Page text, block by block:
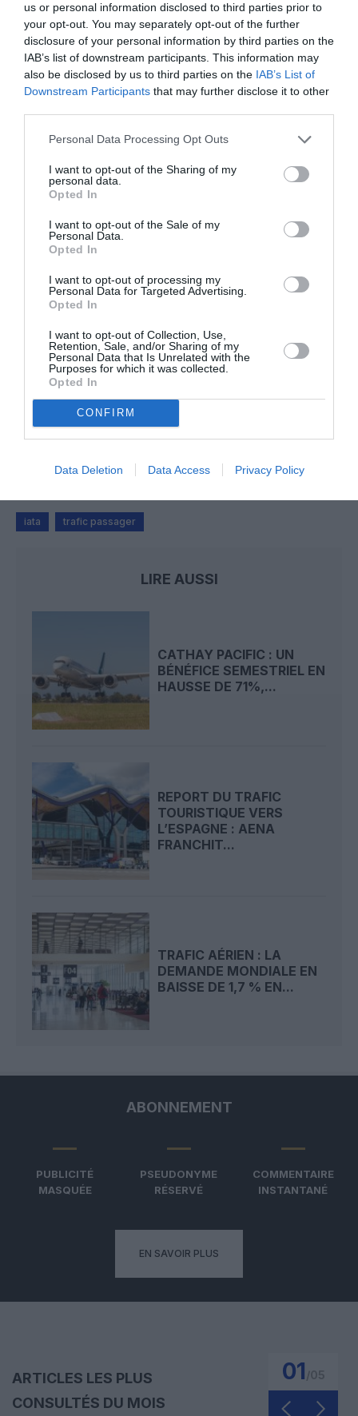
us or personal information disclosed to third parties prior to
your opt-out. You may separately opt-out of the further
disclosure of your personal information by third parties on the
IAB’s list of downstream participants. This information may
also be disclosed by us to third parties on the IAB’s List of
Downstream Participants that may further disclose it to other
Personal Data Processing Opt Outs
I want to opt-out of the Sharing of my
personal data.
Opted In
I want to opt-out of the Sale of my
Personal Data.
Opted In
I want to opt-out of processing my
Personal Data for Targeted Advertising.
Opted In
I want to opt-out of Collection, Use,
Retention, Sale, and/or Sharing of my
Personal Data that Is Unrelated with the
Purposes for which it was collected.
Opted In
CONFIRM
Data Deletion Data Access Privacy Policy
Appel aux lecteurs !
Soutenez Air Journal participez
à son
développement !
Un enfant refuse sa ceinture : un vol Porter Airlines
annulé au Canada
Donald Trump a commenté l'article :
Air Force One : les retards de Boeing s’aggravent, la
iata trafic passager
LIRE AUSSI
CATHAY PACIFIC : UN
BÉNÉFICE SEMESTRIEL EN
HAUSSE DE 71%,...
REPORT DU TRAFIC
TOURISTIQUE VERS
L’ESPAGNE : AENA
FRANCHIT...
TRAFIC AÉRIEN : LA
DEMANDE MONDIALE EN
BAISSE DE 1,7 % EN...
ABONNEMENT
PUBLICITÉ
MASQUÉE
PSEUDONYME
RÉSERVÉ
COMMENTAIRE
INSTANTANÉ
EN SAVOIR PLUS
ARTICLES LES PLUS
CONSULTÉS DU MOIS
01